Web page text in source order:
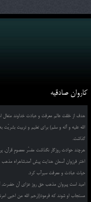
کاروان صادقیه
هدف از خلقت عالم معرفت و عبادت خداوند متعال
الله علیه و آله و سلم) برای تعلیم و تربیت
گذاشت.
هرچند حوادث روزگار نگذاشت مفسّر معصومِ قرآن,
اختر فرزوان آسمان هدایت پیش آمد,شاهراه
حیات عبادت و معرفت سیرآب کرد.
امید است پیروان مذهب حق روز عزای آن حضرت,
مستجاب او شوند که فرمود((رحم الله من احیی